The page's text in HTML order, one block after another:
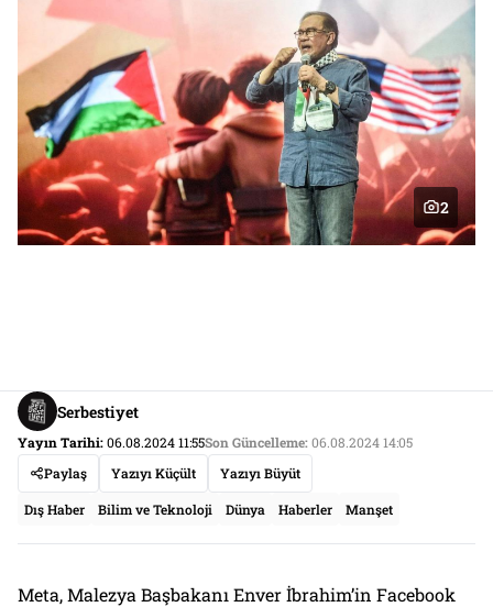
2
Serbestiyet
Yayın Tarihi:06.08.2024 11:55Son Güncelleme:06.08.2024 14:05
Paylaş
Yazıyı Küçült Yazıyı Büyüt
Dış Haber Bilim ve Teknoloji Dünya Haberler Manşet
Meta, Malezya Başbakanı Enver İbrahim’in Facebook